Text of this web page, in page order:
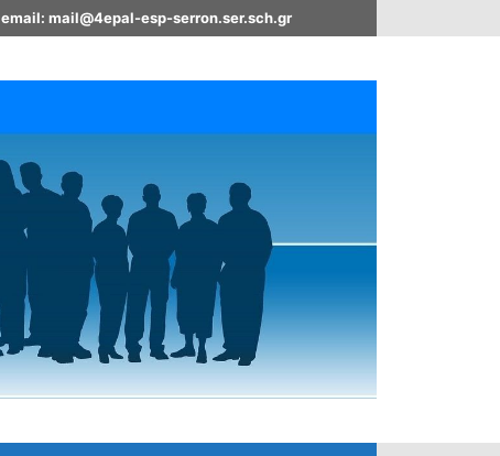
email: mail@4epal-esp-serron.ser.sch.gr